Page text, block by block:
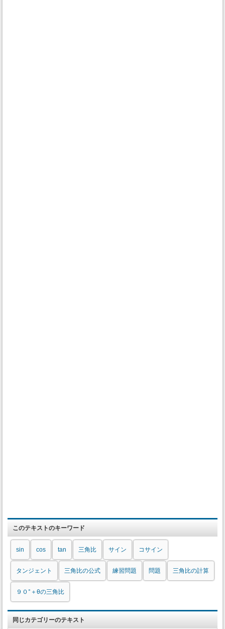
このテキストのキーワード
sin cos tan 三角比 サイン コサイン
タンジェント 三角比の公式 練習問題 問題 三角比の計算
９０°＋θの三角比
同じカテゴリーのテキスト